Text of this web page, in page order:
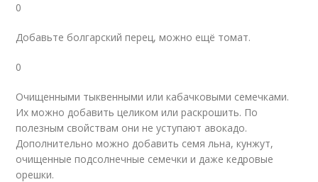
0
Добавьте болгарский перец, можно ещё томат.
0
Очищенными тыквенными или кабачковыми семечками.
Их можно добавить целиком или раскрошить. По
полезным свойствам они не уступают авокадо.
Дополнительно можно добавить семя льна, кунжут,
очищенные подсолнечные семечки и даже кедровые
орешки.